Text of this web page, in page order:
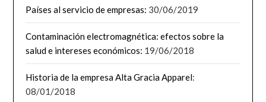
Países al servicio de empresas: 30/06/2019
Contaminación electromagnética: efectos sobre la
salud e intereses económicos: 19/06/2018
Historia de la empresa Alta Gracia Apparel:
08/01/2018